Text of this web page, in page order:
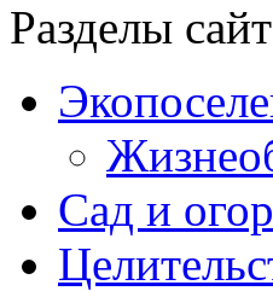
Разделы
Сад и